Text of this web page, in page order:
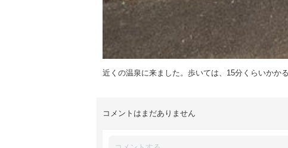
近くの温泉に来ました。歩いては、15分くらいかか
コメントはまだありません